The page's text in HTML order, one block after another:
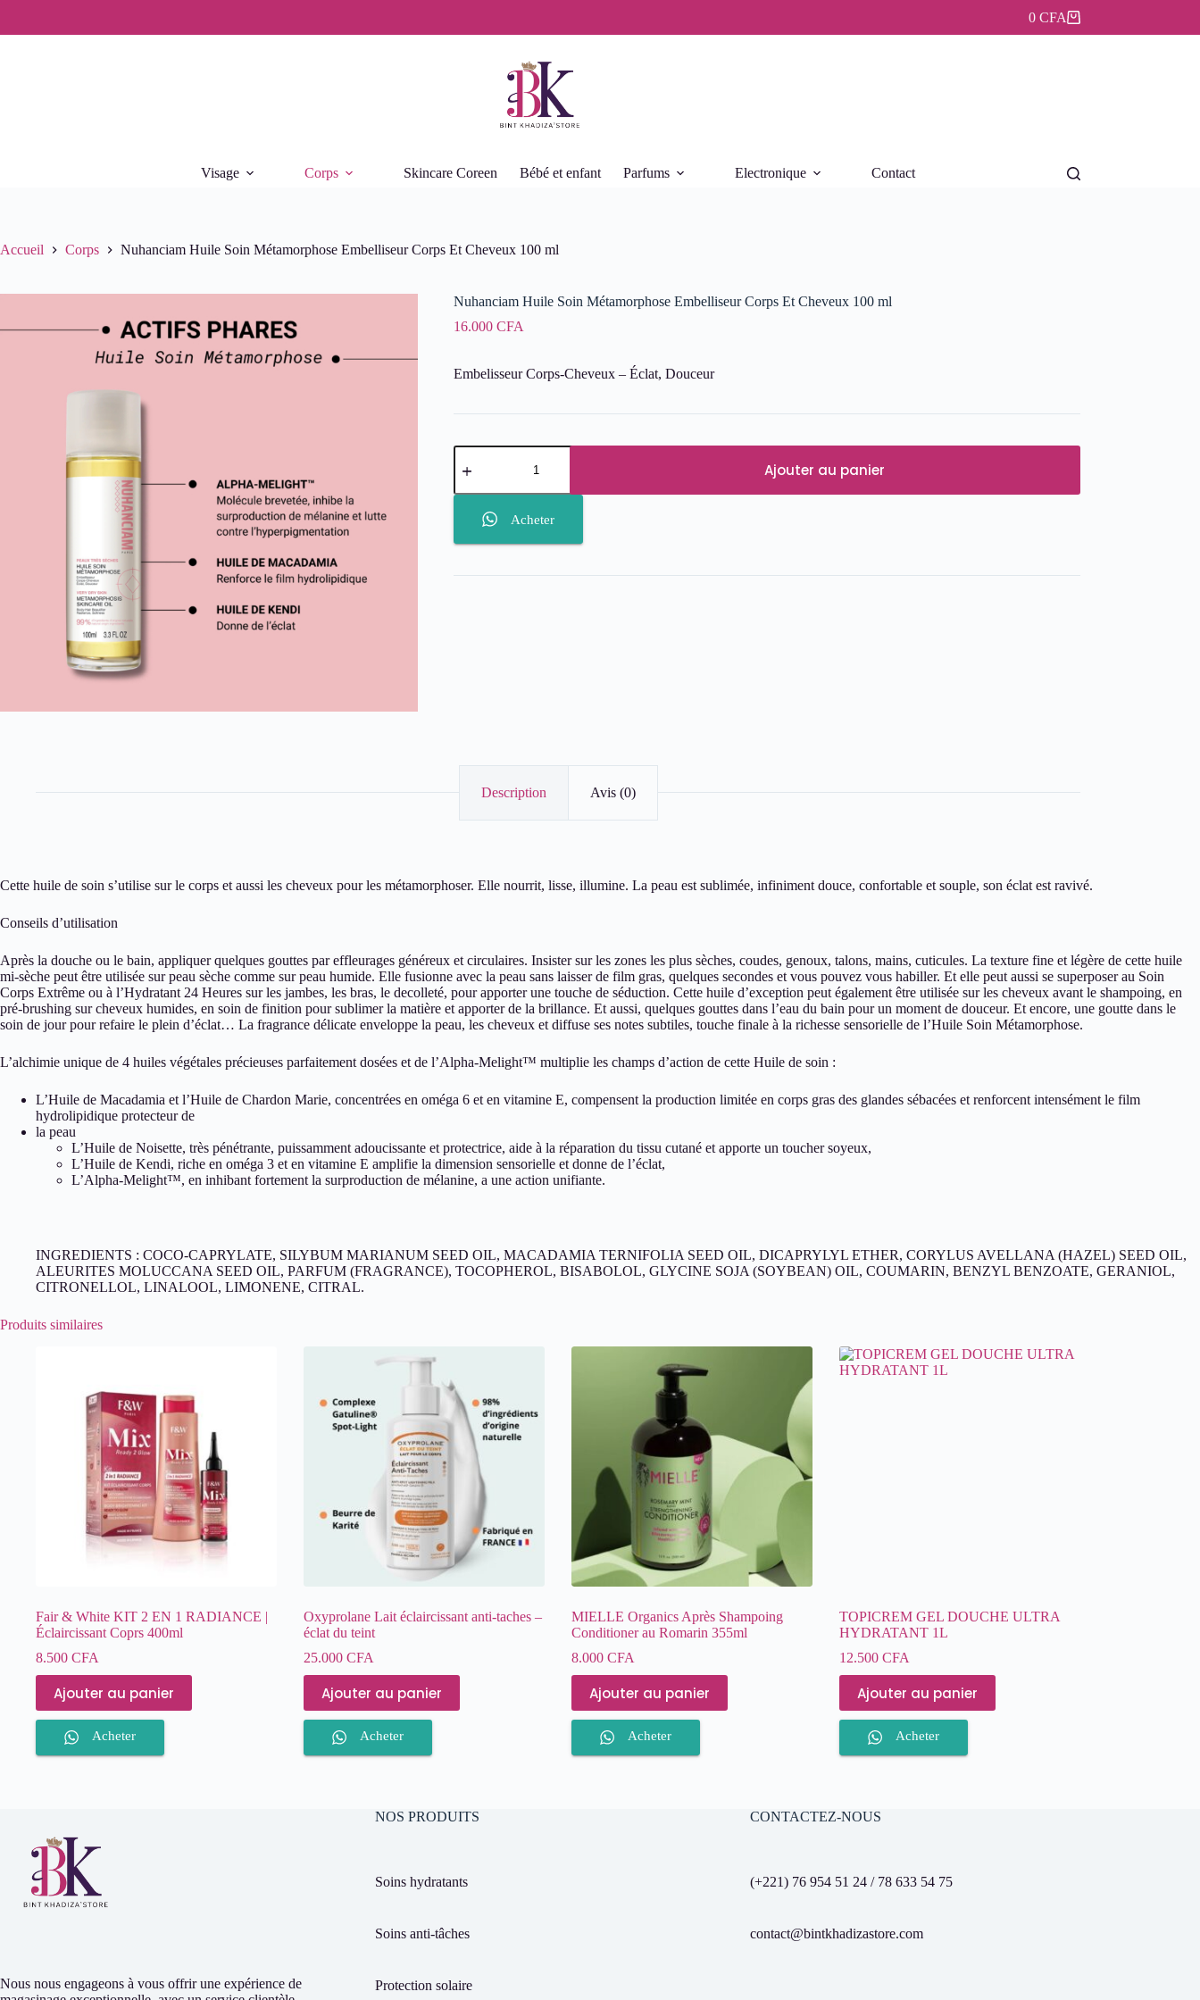
contenu
Panier
d’achat
0 CFA
Visage Corps Skincare Coreen Bébé et enfant Parfums Electronique Contact
Accueil Corps Nuhanciam Huile Soin Métamorphose Embelliseur Corps Et Cheveux 100 ml
Nuhanciam Huile Soin Métamorphose Embelliseur Corps Et Cheveux 100 ml
16.000 CFA
Embelisseur Corps-Cheveux – Éclat, Douceur
quantité
de
Huile
Métamorphose
Embelliseur
Et
Ajouter au panier
Acheter
Description Avis (0)
Cette huile de soin s’utilise sur le corps et aussi les cheveux pour les métamorphoser. Elle nourrit, lisse, illumine. La peau est sublimée, infiniment douce, confortable et souple, son éclat est ravivé.
Conseils d’utilisation
Après la douche ou le bain, appliquer quelques gouttes par effleurages généreux et circulaires. Insister sur les zones les plus sèches, coudes, genoux, talons, mains, cuticules. La texture fine et légère de cette huile
mi-sèche peut être utilisée sur peau sèche comme sur peau humide. Elle fusionne avec la peau sans laisser de film gras, quelques secondes et vous pouvez vous habiller. Et elle peut aussi se superposer au Soin
Corps Extrême ou à l’Hydratant 24 Heures sur les jambes, les bras, le decolleté, pour apporter une touche de séduction. Cette huile d’exception peut également être utilisée sur les cheveux avant le shampoing, en
pré-brushing sur cheveux humides, en soin de finition pour sublimer la matière et apporter de la brillance. Et aussi, quelques gouttes dans l’eau du bain pour un moment de douceur. Et encore, une goutte dans le
soin de jour pour refaire le plein d’éclat… La fragrance délicate enveloppe la peau, les cheveux et diffuse ses notes subtiles, touche finale à la richesse sensorielle de l’Huile Soin Métamorphose.
L’alchimie unique de 4 huiles végétales précieuses parfaitement dosées et de l’Alpha-Melight™ multiplie les champs d’action de cette Huile de soin :
L’Huile de Macadamia et l’Huile de Chardon Marie, concentrées en oméga 6 et en vitamine E, compensent la production limitée en corps gras des glandes sébacées et renforcent intensément le film
hydrolipidique protecteur de
la peau
L’Huile de Noisette, très pénétrante, puissamment adoucissante et protectrice, aide à la réparation du tissu cutané et apporte un toucher soyeux,
L’Huile de Kendi, riche en oméga 3 et en vitamine E amplifie la dimension sensorielle et donne de l’éclat,
L’Alpha-Melight™, en inhibant fortement la surproduction de mélanine, a une action unifiante.
INGREDIENTS : COCO-CAPRYLATE, SILYBUM MARIANUM SEED OIL, MACADAMIA TERNIFOLIA SEED OIL, DICAPRYLYL ETHER, CORYLUS AVELLANA (HAZEL) SEED OIL,
ALEURITES MOLUCCANA SEED OIL, PARFUM (FRAGRANCE), TOCOPHEROL, BISABOLOL, GLYCINE SOJA (SOYBEAN) OIL, COUMARIN, BENZYL BENZOATE, GERANIOL,
CITRONELLOL, LINALOOL, LIMONENE, CITRAL.
Produits similaires
Fair & White KIT 2 EN 1 RADIANCE |
Éclaircissant Coprs 400ml
8.500 CFA
Ajouter au panier
Acheter
Oxyprolane Lait éclaircissant anti-taches –
éclat du teint
25.000 CFA
Ajouter au panier
Acheter
MIELLE Organics Après Shampoing
Conditioner au Romarin 355ml
8.000 CFA
Ajouter au panier
Acheter
TOPICREM GEL DOUCHE ULTRA
HYDRATANT 1L
12.500 CFA
Ajouter au panier
Acheter
Nous nous engageons à vous offrir une expérience de
NOS PRODUITS
Soins hydratants
Soins anti-tâches
Protection solaire
CONTACTEZ-NOUS
(+221) 76 954 51 24 / 78 633 54 75
contact@bintkhadizastore.com